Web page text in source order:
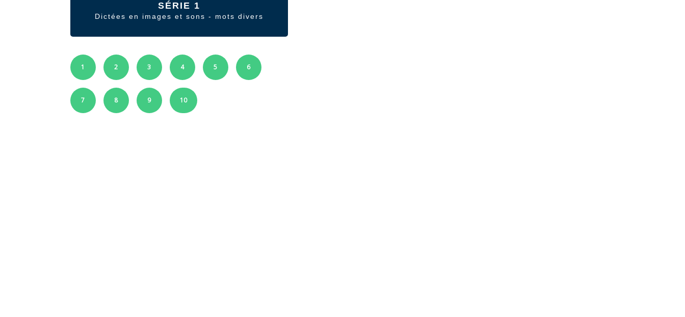
SÉRIE 1
Dictées en images et sons - mots divers
1 2 3 4 5 6
7 8 9 10